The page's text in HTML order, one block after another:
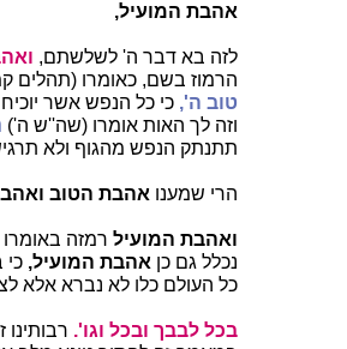
אהבת המועיל,
לזה בא דבר ה' לשלשתם,
הרמוז בשם, כאומרו (תהלים
טוב ה', כי כל הנפש אשר
וזה לך האות אומרו (שה''ש ה')
תתנתק הנפש מהגוף ולא
הרי שמענו אהבת הטוב
ואהבת המועיל רמזה באומרו
נכלל גם כן אהבת המועיל, כי
כל העולם כלו לא נברא אלא
בכל לבבך ובכל וגו'.